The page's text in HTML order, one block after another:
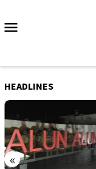
content
HEADLINES
«